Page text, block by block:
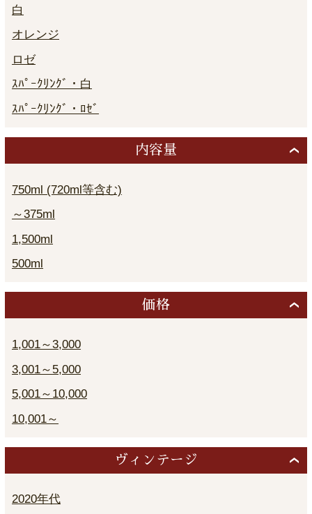
白
オレンジ
ロゼ
ｽﾊﾟｰｸﾘﾝｸﾞ・白
ｽﾊﾟｰｸﾘﾝｸﾞ・ﾛｾﾞ
内容量
750ml (720ml等含む)
～375ml
1,500ml
500ml
価格
1,001～3,000
3,001～5,000
5,001～10,000
10,001～
ヴィンテージ
2020年代